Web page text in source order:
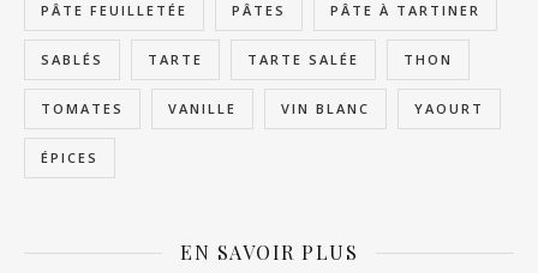
PÂTE FEUILLETÉE PÂTES PÂTE À TARTINER
SABLÉS TARTE TARTE SALÉE THON
TOMATES VANILLE VIN BLANC YAOURT
ÉPICES
EN SAVOIR PLUS